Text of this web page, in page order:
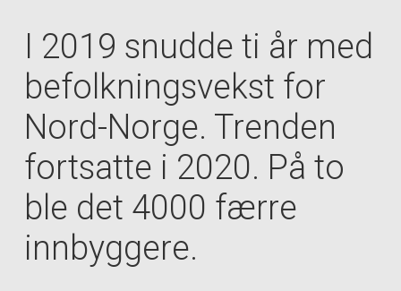
I 2019 snudde ti år med
befolkningsvekst for
Nord-Norge. Trenden
fortsatte i 2020. På to
ble det 4000 færre
innbyggere.